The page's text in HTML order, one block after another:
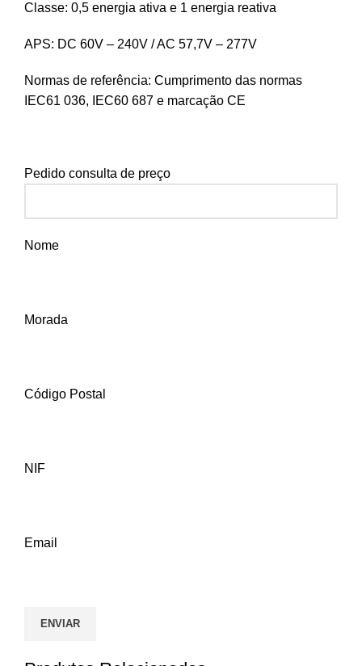
Classe: 0,5 energia ativa e 1 energia reativa
APS: DC 60V – 240V / AC 57,7V – 277V
Normas de referência: Cumprimento das normas
IEC61 036, IEC60 687 e marcação CE
Pedido consulta de preço
Nome
Morada
Código Postal
NIF
Email